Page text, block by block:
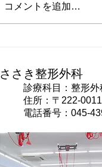
コメントを追加…
ささき整形外科
診療科目：整形
住所：〒222-
電話番号：045-